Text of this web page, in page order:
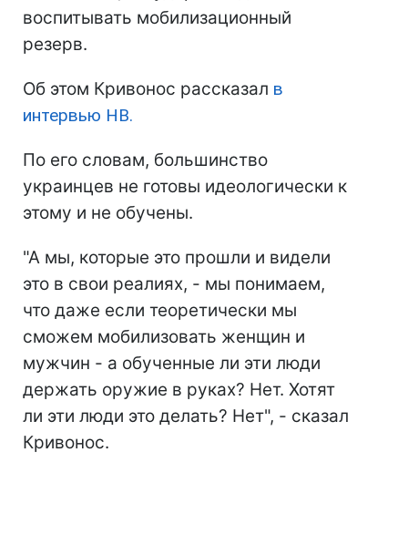
воспитывать мобилизационный
резерв.
Об этом Кривонос рассказал в
интервью НВ.
По его словам, большинство
украинцев не готовы идеологически к
этому и не обучены.
"А мы, которые это прошли и видели
это в свои реалиях, - мы понимаем,
что даже если теоретически мы
сможем мобилизовать женщин и
мужчин - а обученные ли эти люди
держать оружие в руках? Нет. Хотят
ли эти люди это делать? Нет", - сказал
Кривонос.